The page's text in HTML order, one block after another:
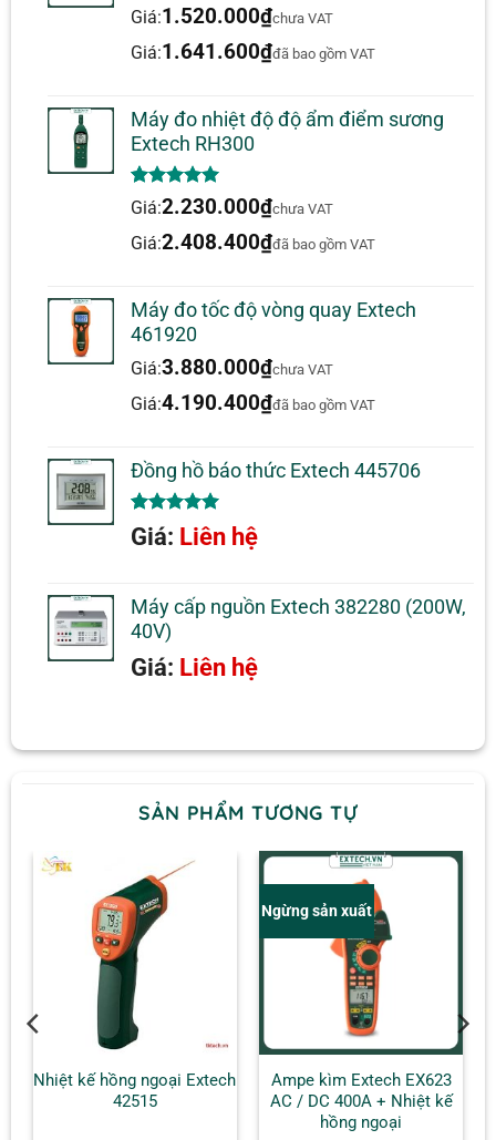
5.00trên 5
dựa trên
1
đánh giá
Giá:1.520.000₫chưa VAT
Giá:1.641.600₫đã bao gồm VAT
Máy đo nhiệt độ độ ẩm điểm sương
Extech RH300
5.00trên 5
dựa trên
1
đánh giá
Giá:2.230.000₫chưa VAT
Giá:2.408.400₫đã bao gồm VAT
Máy đo tốc độ vòng quay Extech
461920
Giá:3.880.000₫chưa VAT
Giá:4.190.400₫đã bao gồm VAT
Đồng hồ báo thức Extech 445706
5.00trên 5
dựa trên
1
Giá: Liên hệ
Máy cấp nguồn Extech 382280 (200W,
40V)
Giá: Liên hệ
SẢN PHẨM TƯƠNG TỰ
Nhiệt kế hồng ngoại Extech
42515
Ngừng sản xuất
Ampe kìm Extech EX623
AC / DC 400A + Nhiệt kế
hồng ngoại